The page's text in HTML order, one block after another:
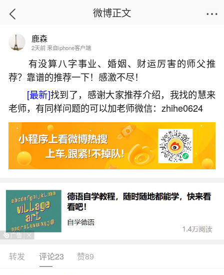
首页
农历十月初一是收鬼节吗？
2026-07-06 15:19:07 22 7 赞
生活中像农历十月初一是收鬼节吗？都是很常
见的问题，但是小问题不注意可能会引起大麻烦，
下面就这个问题给大家做一些解读：
一、阴历十月初一鬼节鬼门关真的会开吗
因此，阴历十月初一并不是鬼门关开启的日
子，也不是法定假日。尽管如此，农历十月初一是
一个重要的祭祖日子，人们会通过家祭和墓祭来表
微博正文
鹿森
2天前 来自iphone客户端
有没算八字事业、婚姻、财运厉害的师父推
荐？靠谱的推荐一下！感激不尽！
[最新]找到了，感谢大家推荐介绍，我找的慧来
老师，有同样问题的可以加老师微信：zhihe0624
转发 评论23 赞89